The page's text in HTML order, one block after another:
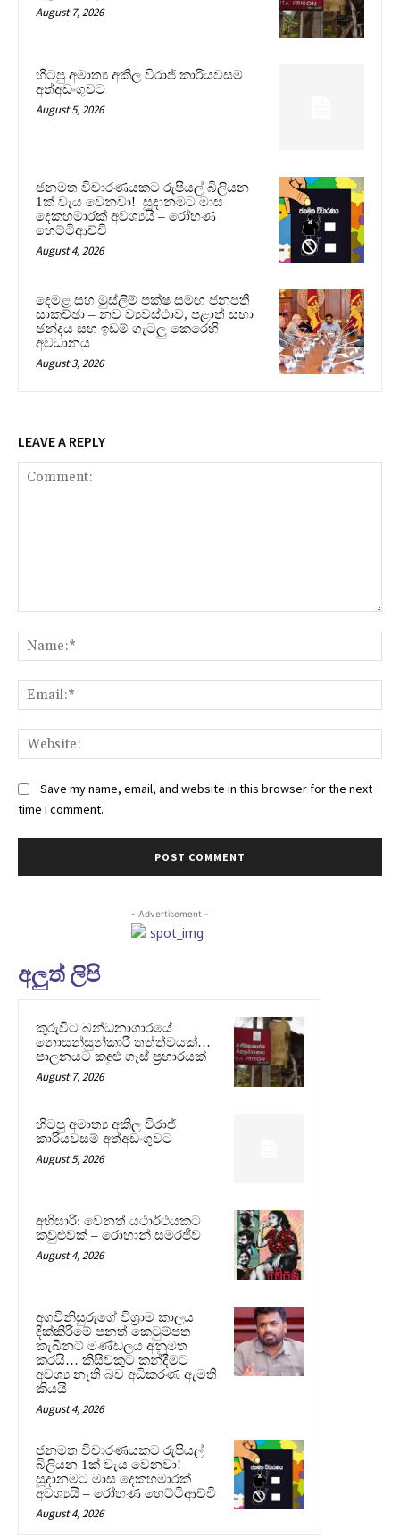
August 7, 2026
හිටපු අමාත්‍ය අකිල විරාජ් කාරියවසම්
අත්අඩංගුවට
August 5, 2026
ජනමත විචාරණයකට රුපියල් බිලියන
1ක් වැය වෙනවා! සූදානමට මාස
දෙකහමාරක් අවශ්‍යයි – රෝහණ
හෙට්ටිආච්චි
August 4, 2026
දෙමළ සහ මුස්ලිම් පක්ෂ සමඟ ජනපති
සාකච්ඡා – නව ව්‍යවස්ථාව, පළාත් සභා
ඡන්දය සහ ඉඩම් ගැටලු කෙරෙහි
අවධානය
August 3, 2026
LEAVE A REPLY
Save my name, email, and website in this browser for the next
time I comment.
- Advertisement -
අලුත් ලිපි
කුරුවිට බන්ධනාගාරයේ
නොසන්සුන්කාරී තත්ත්වයක්…
පාලනයට කඳුළු ගෑස් ප්‍රහාරයක්
August 7, 2026
හිටපු අමාත්‍ය අකිල විරාජ්
කාරියවසම් අත්අඩංගුවට
August 5, 2026
අභිසාරී: වෙනත් යථාර්ථයකට
කවුළුවක් – රොහාන් සමරජීව
August 4, 2026
අගවිනිසුරුගේ විශ්‍රාම කාලය
දික්කිරීමේ පනත් කෙටුම්පත
කැබිනට් මණ්ඩලය අනුමත
කරයි… කිසිවකුට කන්දීමට
අවශ්‍ය නැති බව අධිකරණ ඇමති
කියයි
August 4, 2026
ජනමත විචාරණයකට රුපියල්
බිලියන 1ක් වැය වෙනවා!
සූදානමට මාස දෙකහමාරක්
අවශ්‍යයි – රෝහණ හෙට්ටිආච්චි
August 4, 2026